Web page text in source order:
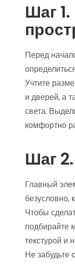
Шаг
Перед
Учтите
и дверей, а
света.
комфортно
Шаг
Главный
безусловно,
Чтобы
подбирайте
текстурой и
Не забудьте